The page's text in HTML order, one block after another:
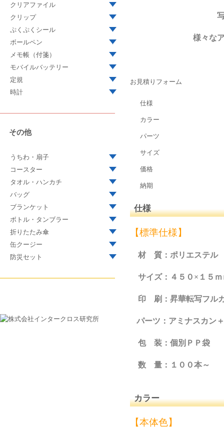
様々な
お見積りフォーム
仕様
カラー
パーツ
サイズ
価格
納期
仕様
【標準仕様】
材 質：ポリエステル
サイズ：４５０×１５ｍ
印 刷：昇華転写フル
パーツ：アミナスカン
包 装：個別ＰＰ袋
数 量：１００本～
カラー
【本体色】
クリアファイル
クリップ
ぷくぷくシール
ボールペン
メモ帳（付箋）
モバイルバッテリー
定規
時計
その他
うちわ・扇子
コースター
タオル・ハンカチ
バッグ
ブランケット
ボトル・タンブラー
折りたたみ傘
缶クージー
防災セット